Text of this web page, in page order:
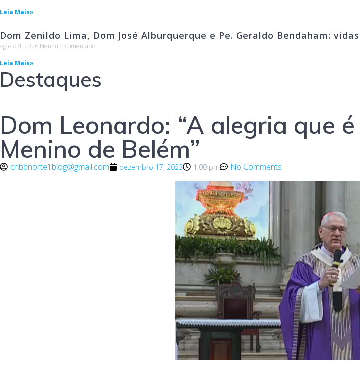
Leia Mais»
Dom Zenildo Lima, Dom José Alburquerque e Pe. Geraldo Bendaham:
agosto 4, 2026 Nenhum comentário
Leia Mais»
Destaques
Dom Leonardo: “A alegria que
Menino de Belém”
cnbbnorte1blog@gmail.com dezembro 17, 2023 1:00 pm No Comments